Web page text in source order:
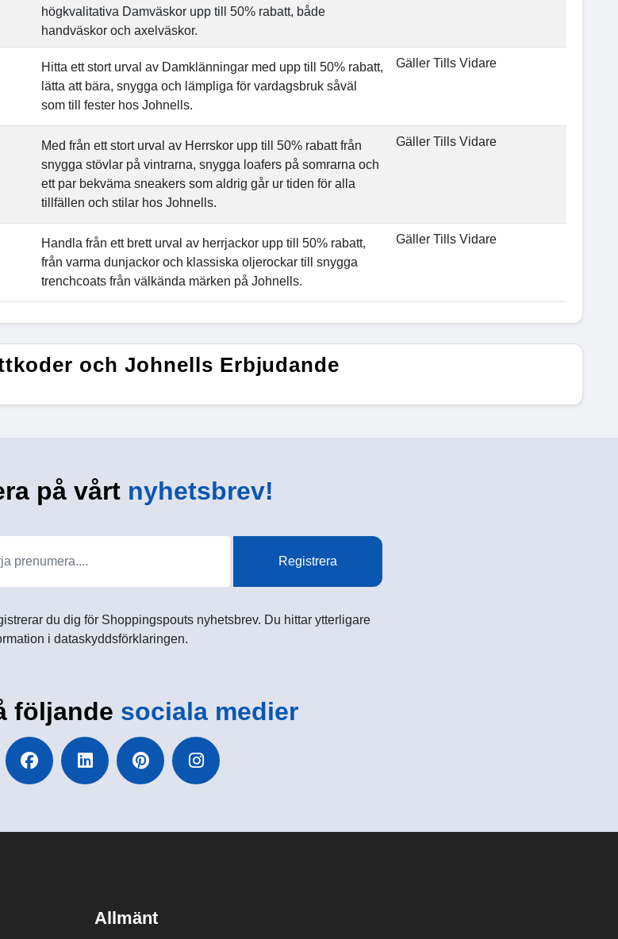
högkvalitativa Damväskor upp till 50% rabatt, både
handväskor och axelväskor.
Hitta ett stort urval av Damklänningar med upp till 50% rabatt,
lätta att bära, snygga och lämpliga för vardagsbruk såväl
som till fester hos Johnells.
Gäller Tills Vidare
Med från ett stort urval av Herrskor upp till 50% rabatt från
snygga stövlar på vintrarna, snygga loafers på somrarna och
ett par bekväma sneakers som aldrig går ur tiden för alla
tillfällen och stilar hos Johnells.
Gäller Tills Vidare
Handla från ett brett urval av herrjackor upp till 50% rabatt,
från varma dunjackor och klassiska oljerockar till snygga
trenchcoats från välkända märken på Johnells.
Gäller Tills Vidare
och Johnells Erbjudande
på vårtnyhetsbrev!
Registrera
du dig för Shoppingspouts nyhetsbrev. Du hittar ytterligare
i dataskyddsförklaringen.
följande sociala medier
Allmänt